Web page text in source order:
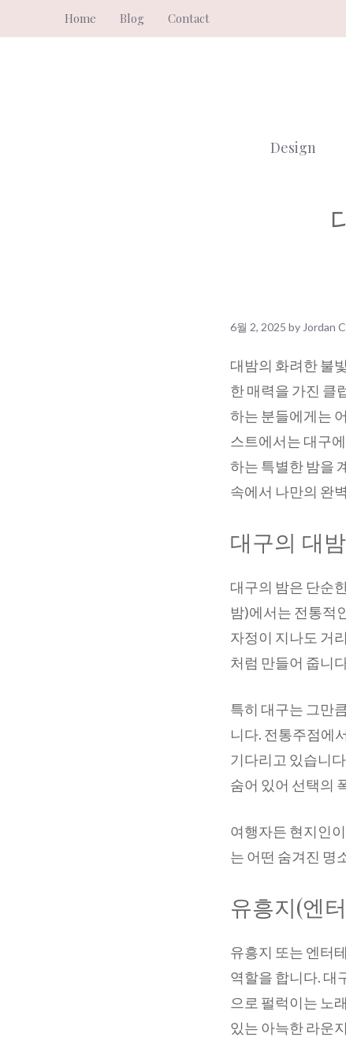
to
Home Blog Contact
Design
6월 2, 2025 by Jordan
대밤의 화려한 불
한 매력을 가진 클
하는 분들에게는
스트에서는 대구
하는 특별한 밤을
속에서 나만의 완
대구의 대
대구의 밤은 단순
밤)에서는 전통적
자정이 지나도 거
처럼 만들어 줍니
특히 대구는 그만
니다. 전통주점에
기다리고 있습니
숨어 있어 선택의
여행자든 현지인
는 어떤 숨겨진 명
유흥지(엔
유흥지 또는 엔터
역할을 합니다. 대
으로 펄럭이는 노
있는 아늑한 라운